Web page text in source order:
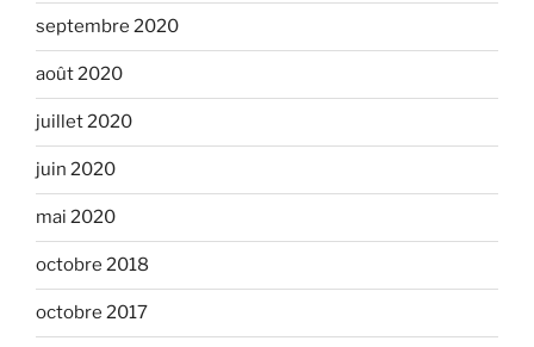
septembre 2020
août 2020
juillet 2020
juin 2020
mai 2020
octobre 2018
octobre 2017